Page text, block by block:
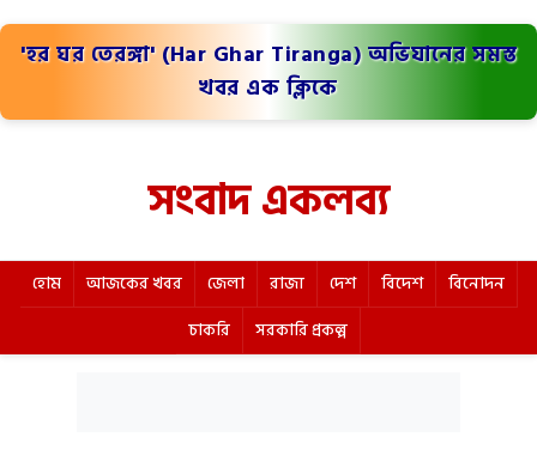
'হর ঘর তেরঙ্গা' (Har Ghar Tiranga) অভিযানের সমস্ত
খবর এক ক্লিকে
সংবাদ একলব্য
হোম আজকের খবর জেলা রাজ্য দেশ বিদেশ
বিনোদন
চাকরি
সরকারি প্রকল্প